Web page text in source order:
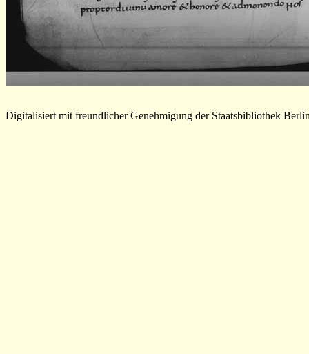
Digitalisiert mit freundlicher Genehmigung der Staatsbibliothek